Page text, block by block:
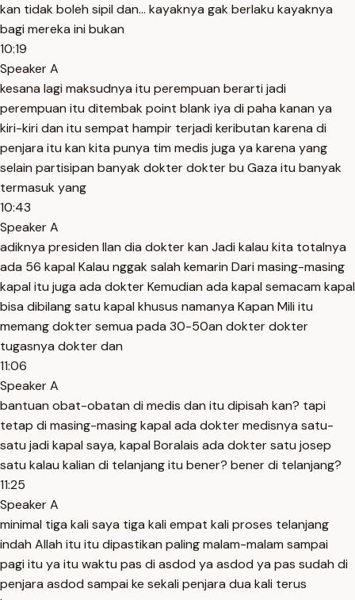
kan tidak boleh sipil dan... kayaknya gak berlaku kayaknya
bagi mereka ini bukan
10:19
Speaker A
kesana lagi maksudnya itu perempuan berarti jadi
perempuan itu ditembak point blank iya di paha kanan ya
kiri-kiri dan itu sempat hampir terjadi keributan karena di
penjara itu kan kita punya tim medis juga ya karena yang
selain partisipan banyak dokter dokter bu Gaza itu banyak
termasuk yang
10:43
Speaker A
adiknya presiden Ilan dia dokter kan Jadi kalau kita totalnya
ada 56 kapal Kalau nggak salah kemarin Dari masing-masing
kapal itu juga ada dokter Kemudian ada kapal semacam kapal
bisa dibilang satu kapal khusus namanya Kapan Mili itu
memang dokter semua pada 30-50an dokter dokter
tugasnya dokter dan
11:06
Speaker A
bantuan obat-obatan di medis dan itu dipisah kan? tapi
tetap di masing-masing kapal ada dokter medisnya satu-
satu jadi kapal saya, kapal Boralais ada dokter satu josep
satu kalau kalian di telanjang itu bener? bener di telanjang?
11:25
Speaker A
minimal tiga kali saya tiga kali empat kali proses telanjang
indah Allah itu itu dipastikan paling malam-malam sampai
pagi itu ya itu waktu pas di asdod ya asdod ya pas sudah di
penjara asdod sampai ke sekali penjara dua kali terus